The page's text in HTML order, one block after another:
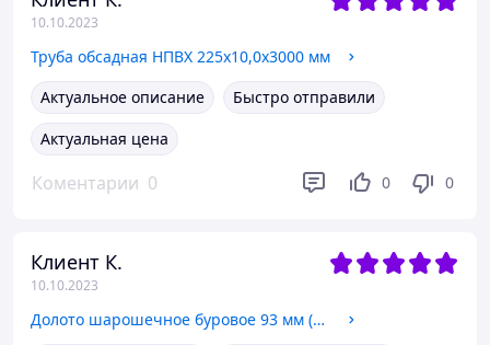
10.10.2023
Труба обсадная НПВХ 225х10,0х3000 мм
Актуальное описание
Быстро отправили
Актуальная цена
Коментарии 0 0 0
Клиент К.
10.10.2023
Долото шарошечное буровое 93 мм (3 21/32")